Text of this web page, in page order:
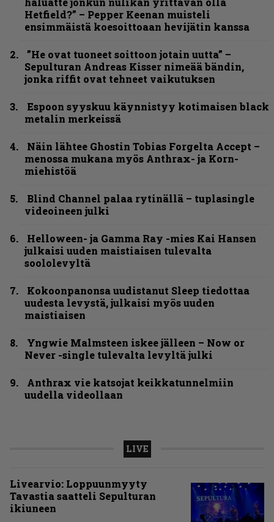
Hetfield?” – Pepper Keenan muisteli
ensimmäistä koesoittoaan hevijätin kanssa
”He ovat tuoneet soittoon jotain uutta” –
Sepulturan Andreas Kisser nimeää bändin,
jonka riffit ovat tehneet vaikutuksen
Espoon syyskuu käynnistyy kotimaisen black
metalin merkeissä
Näin lähtee Ghostin Tobias Forgelta Accept –
menossa mukana myös Anthrax- ja Korn-
miehistöä
Blind Channel palaa rytinällä – tuplasingle
videoineen julki
Helloween- ja Gamma Ray -mies Kai Hansen
julkaisi uuden maistiaisen tulevalta
soololevyltä
Kokoonpanonsa uudistanut Sleep tiedottaa
uudesta levystä, julkaisi myös uuden
maistiaisen
Yngwie Malmsteen iskee jälleen – Now or
Never -single tulevalta levyltä julki
Anthrax vie katsojat keikkatunnelmiin
uudella videollaan
LIVE
Livearvio: Loppuunmyyty
Tavastia saatteli Sepulturan
ikiuneen